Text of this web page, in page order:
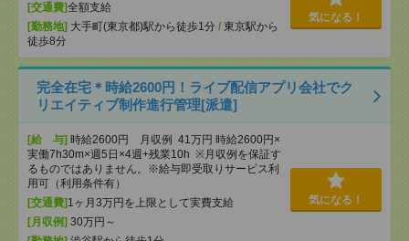
[交通費]全額支給
[勤務地] 大手町(東京都)駅から徒歩1分 / 東京駅から
徒歩8分
気になる！
完全在宅＊時給2600円！ライブ配信アプリ会社でク
リエイティブ制作進行管理[派遣]
[給 与] 時給2600円 月収例 41万円 時給2600円×
実働7h30m×週5日×4週+残業10h ※月収例を保証す
るものではありません。※給与即受取りサービス利
用可（利用条件有）
[交通費] 1ヶ月3万円を上限として実費支給
[月収例] 30万円～
気になる！